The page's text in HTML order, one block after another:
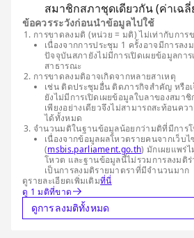
สมาชิกสภาชุดเดียวกัน (ค่าเฉลี่
ข้อควรระวังก่อนนำข้อมูลไปใช้
การขาดลงมติ (หน่วย = มติ) ไม่เท่ากับการ
เนื่องจากการประชุม 1 ครั้งอาจมีการล
ปัจจุบันสภายังไม่มีการเปิดเผยข้อมูลกา
สาธารณะ
การขาดลงมติอาจเกิดจากหลายสาเหตุ
เช่น ติดประชุมอื่น ติดภารกิจสำคัญ หรือ
ยังไม่มีการเปิดเผยข้อมูลใบลาของสมา
เพียงอย่างเดียวจึงไม่สามารถสะท้อนค
ได้ทั้งหมด
จำนวนมติในฐานข้อมูลน้อยกว่ามติที่มีการโ
เนื่องจากข้อมูลผลโหวตรายคนจากเว็บ
(msbis.parliament.go.th) มักเผยแพร่
โหวต และฐานข้อมูลนี้ไม่รวมการลงมติร่
เป็นการลงมติรายมาตราที่มีจำนวนมาก
ดูรายละเอียดเพิ่มเติมที่นี่
ดู 1 มติที่ขาด
ดูการลงมติทั้งหมด